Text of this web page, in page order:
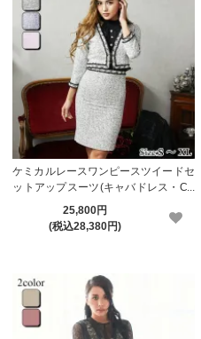
ケミカルレースワンピースツイードセ
ットアップスーツ(キャバドレス・CA
BARETDRESS)【メーカーお取り寄
25,800円
(税込28,380円)